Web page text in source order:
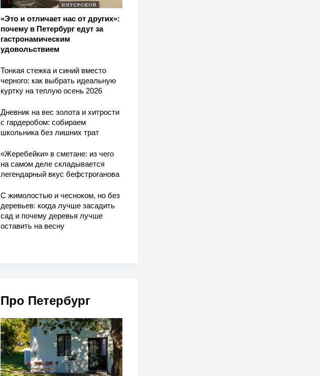
«Это и отличает нас от других»:
почему в Петербург едут за
гастронамическим
удовольствием
Тонкая стежка и синий вместо
черного: как выбрать идеальную
куртку на теплую осень 2026
Дневник на вес золота и хитрости
с гардеробом: собираем
школьника без лишних трат
«Жеребейки» в сметане: из чего
на самом деле складывается
легендарный вкус бефстроганова
С жимолостью и чесноком, но без
деревьев: когда лучше засадить
сад и почему деревья лучше
оставить на весну
Про Петербург